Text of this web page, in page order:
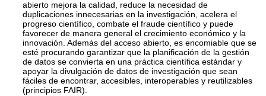
abierto mejora la calidad, reduce la necesidad de
duplicaciones innecesarias en la investigación, acelera el
progreso científico, combate el fraude científico y puede
favorecer de manera general el crecimiento económico y la
innovación. Además del acceso abierto, es encomiable que se
esté procurando garantizar que la planificación de la gestión
de datos se convierta en una práctica científica estándar y
apoyar la divulgación de datos de investigación que sean
fáciles de encontrar, accesibles, interoperables y reutilizables
(principios FAIR).